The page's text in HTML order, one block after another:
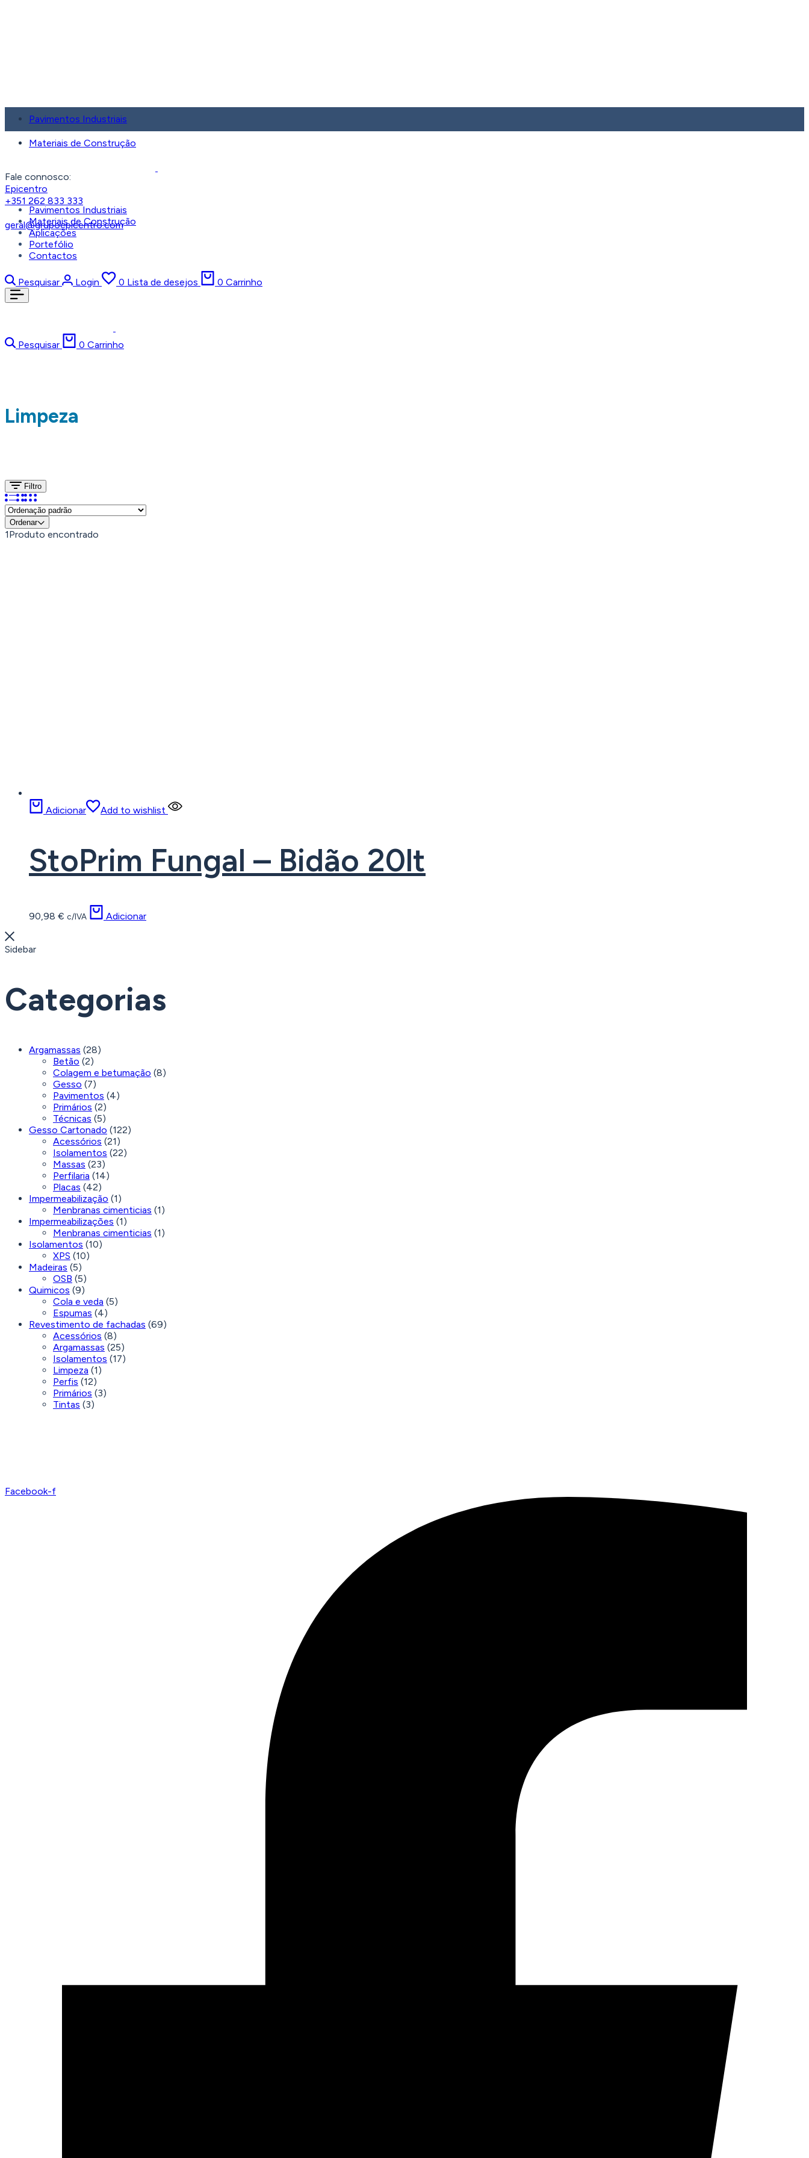
Pavimentos Industriais
Materiais de Construção
Fale connosco:
+351 262 833 333
geral@grupoepicentro.com
Epicentro
Pavimentos Industriais
Materiais de Construção
Aplicações
Portefólio
Contactos
Pesquisar Login 0 Lista de desejos 0 Carrinho
Pesquisar 0 Carrinho
Limpeza
Filtro
Ordenar
1Produto encontrado
Adicionar Add to wishlist
StoPrim Fungal – Bidão 20lt
90,98 € c/IVA Adicionar
Sidebar
Categorias
Argamassas (28)
Betão (2)
Colagem e betumação (8)
Gesso (7)
Pavimentos (4)
Primários (2)
Técnicas (5)
Gesso Cartonado (122)
Acessórios (21)
Isolamentos (22)
Massas (23)
Perfilaria (14)
Placas (42)
Impermeabilização (1)
Menbranas cimenticias (1)
Impermeabilizações (1)
Menbranas cimenticias (1)
Isolamentos (10)
XPS (10)
Madeiras (5)
OSB (5)
Quimicos (9)
Cola e veda (5)
Espumas (4)
Revestimento de fachadas (69)
Acessórios (8)
Argamassas (25)
Isolamentos (17)
Limpeza (1)
Perfis (12)
Primários (3)
Tintas (3)
Facebook-f